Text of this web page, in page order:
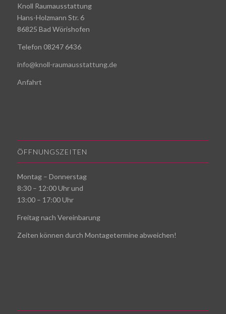
Knoll Raumausstattung
Hans-Holzmann Str. 6
86825 Bad Wörishofen
Telefon 08247 6436
info@knoll-raumausstattung.de
Anfahrt
ÖFFNUNGSZEITEN
Montag – Donnerstag
8:30 – 12:00 Uhr und
13:00 – 17:00 Uhr
Freitag nach Vereinbarung
Zeiten können durch Montagetermine abweichen!